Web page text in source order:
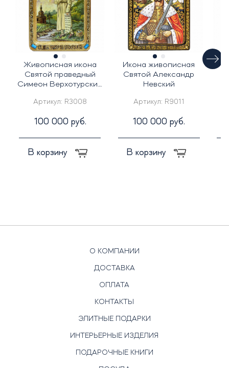
Живописная икона
Святой праведный
Симеон Верхотурский
Артикул: R3008
100 000 руб.
В корзину
Икона живописная
Святой Александр
Невский
Артикул: R9011
100 000 руб.
В корзину
О КОМПАНИИ
ДОСТАВКА
ОПЛАТА
КОНТАКТЫ
ЭЛИТНЫЕ ПОДАРКИ
ИНТЕРЬЕРНЫЕ ИЗДЕЛИЯ
ПОДАРОЧНЫЕ КНИГИ